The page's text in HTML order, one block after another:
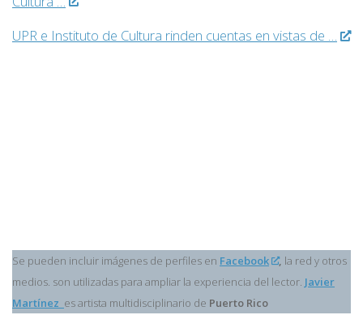
UPR e Instituto de Cultura rinden cuentas en vistas de …
Se pueden incluir imágenes de perfiles en Facebook , la red y otros
medios. son utilizadas para ampliar la experiencia del lector. Javier
Martínez es artista multidisciplinario de Puerto Rico